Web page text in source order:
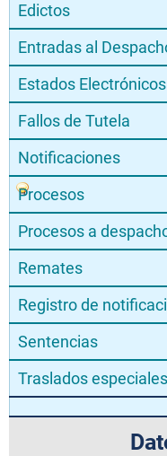
Edictos
Entradas al
Estados Electrónicos
Fallos de Tutela
Notificaciones
Procesos
Procesos a
Remates
Registro de
Sentencias
Traslados